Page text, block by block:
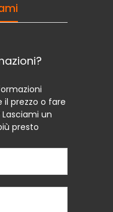
il prezzo o fare
un
presto